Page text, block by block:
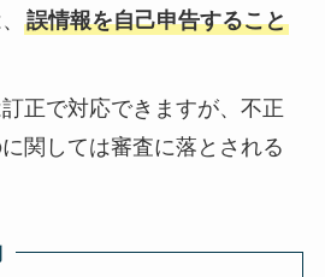
誤情報を自己申告すること
正で対応できますが、不正
関しては審査に落とされる